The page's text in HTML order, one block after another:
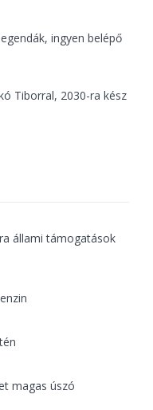
ingyen belépő
Tiborral, 2030-ra kész
állami támogatások
magas úszó